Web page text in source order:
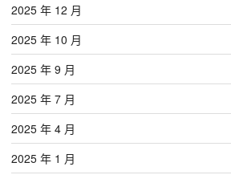
2025 年 12 月
2025 年 10 月
2025 年 9 月
2025 年 7 月
2025 年 4 月
2025 年 1 月